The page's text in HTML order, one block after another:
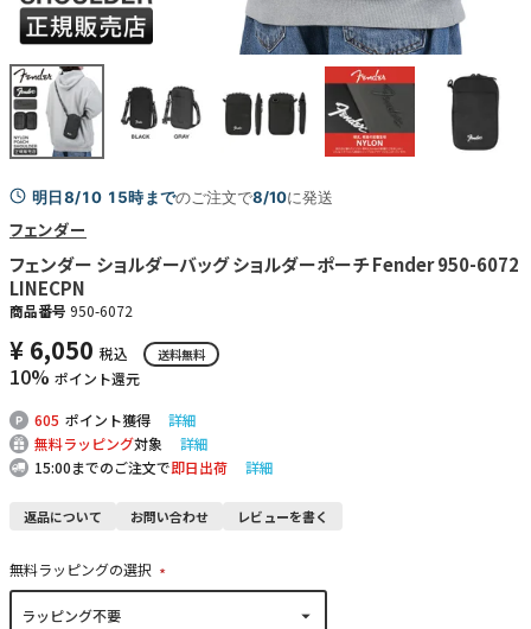
明日8/10 15時までのご注文で8/10に発送
フェンダー
フェンダー ショルダーバッグ ショルダーポーチ Fender 950-6072
LINECPN
商品番号 950-6072
¥ 6,050 税込 送料無料
10% ポイント還元
605 ポイント獲得
詳細
無料ラッピング対象
詳細
15:00までのご注文で即日出荷 詳細
返品について お問い合わせ レビューを書く
無料ラッピングの選択
(